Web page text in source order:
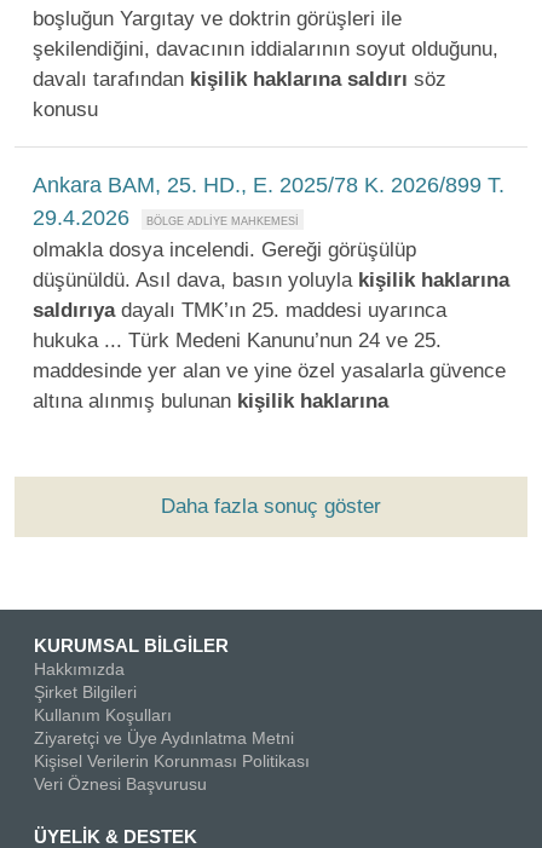
boşluğun Yargıtay ve doktrin görüşleri ile
şekilendiğini, davacının iddialarının soyut olduğunu,
davalı tarafından kişilik haklarına saldırı söz
konusu
Ankara BAM, 25. HD., E. 2025/78 K. 2026/899 T.
29.4.2026
olmakla dosya incelendi. Gereği görüşülüp
düşünüldü. Asıl dava, basın yoluyla kişilik haklarına
saldırıyadayalı TMK’ın 25. maddesi uyarınca
hukuka ... Türk Medeni Kanunu’nun 24 ve 25.
maddesinde yer alan ve yine özel yasalarla güvence
altına alınmış bulunan kişilik haklarına
Daha fazla sonuç göster
KURUMSAL BİLGİLER
Hakkımızda
Şirket Bilgileri
Kullanım Koşulları
Ziyaretçi ve Üye Aydınlatma Metni
Kişisel Verilerin Korunması Politikası
Veri Öznesi Başvurusu
ÜYELİK & DESTEK